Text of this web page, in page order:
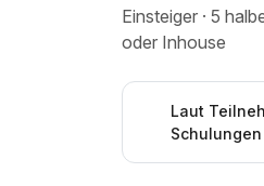
Einsteiger · 5
oder Inhouse
Laut